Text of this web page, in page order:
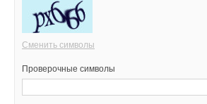
Сменить символы
Проверочные символы